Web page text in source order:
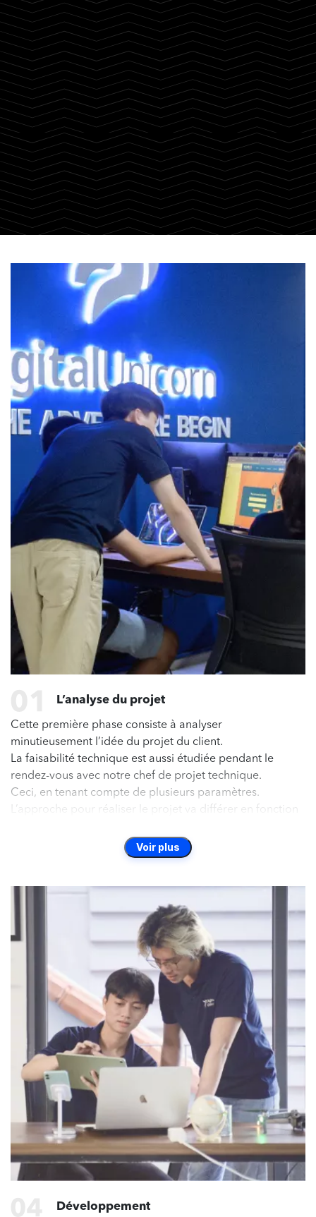
L’analyse du projet
Cette première phase consiste à analyser
minutieusement l’idée du projet du client.
La faisabilité technique est aussi étudiée pendant le
rendez-vous avec notre chef de projet technique.
Ceci, en tenant compte de plusieurs paramètres.
L’approche pour réaliser le projet va différer en fonction
C’est, justement, cette fine analyse du projet qui
permettra de sélectionner les technologies les mieux
L’étude technique
Cette étape consiste à la mise en place du cahier des
Ce document est un support permettant d’évaluer tous
les aspects techniques nécessaires au développement et
à la conception du projet.
Lors de cette étape, suivant les méthodes Agile et Scrum,
nous allons définir les différentes US du projet, ainsi que
la faisabilité technique.
Nous allons, également, faire un choix sur
le design général de l’application, l’UI/UX (user interface/
user expérience).
Notre entreprise vous proposera un design haut de
gamme, entièrement sur mesure.
Étude de la maintenabilité
Cette étape consiste à faire une projection du travail à
Voir plus
Développement